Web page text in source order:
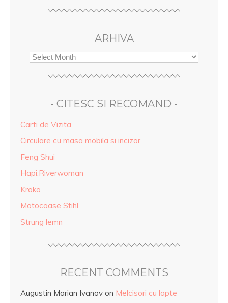
ARHIVA
- CITESC SI RECOMAND -
Carti de Vizita
Circulare cu masa mobila si incizor
Feng Shui
Hapi.Riverwoman
Kroko
Motocoase Stihl
Strung lemn
RECENT COMMENTS
Augustin Marian Ivanov on Melcisori cu lapte